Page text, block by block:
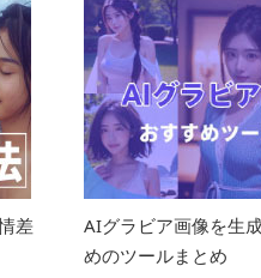
す
AI画像拡張サイトお
で画像の背景を伸ばす